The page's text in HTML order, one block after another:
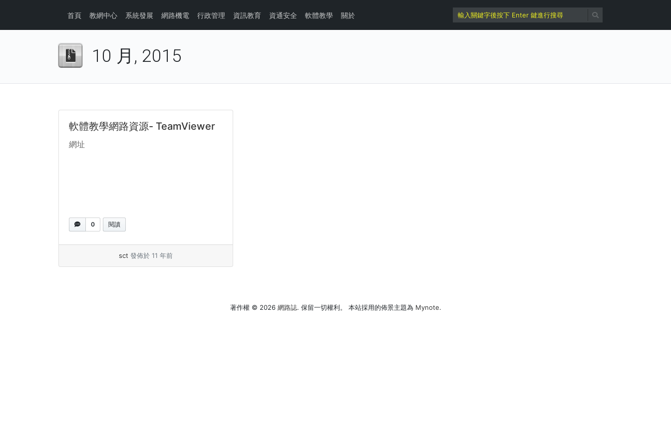
首頁 教網中心 系統發展 網路機電 行政管理 資訊教育 資通安全 軟體教學 關於
10 月, 2015
軟體教學網路資源- TeamViewer
網址
0 閱讀
sct 發佈於 11 年前
著作權 © 2026 網路誌. 保留一切權利。 本站採用的佈景主題為 Mynote.